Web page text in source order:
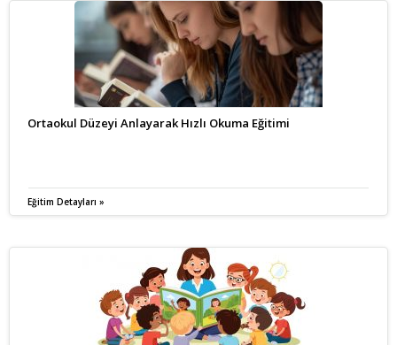
Ortaokul Düzeyi Anlayarak Hızlı Okuma Eğitimi
Eğitim Detayları »